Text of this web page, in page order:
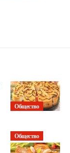
Общество
Общество